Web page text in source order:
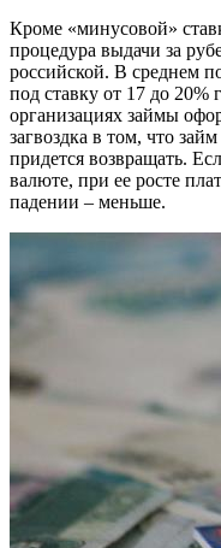
Кроме «минусовой»
процедура выдачи за
российской. В среднем
под ставку от 17 до
организациях займы
загвоздка в том, что
придется возвращать.
валюте, при ее росте
падении – меньше.